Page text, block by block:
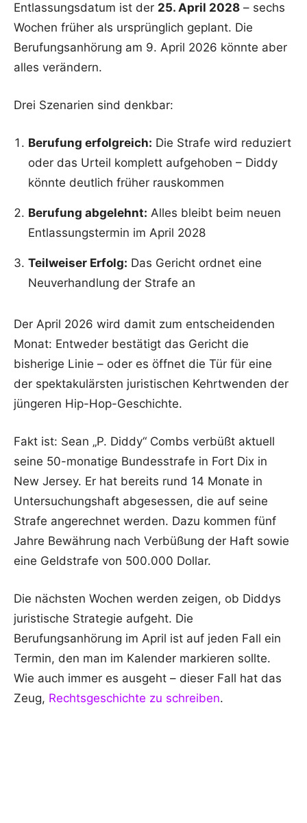
Entlassungsdatum ist der 25. April 2028 – sechs
Wochen früher als ursprünglich geplant. Die
Berufungsanhörung am 9. April 2026 könnte aber
alles verändern.
Drei Szenarien sind denkbar:
Berufung erfolgreich: Die Strafe wird reduziert
oder das Urteil komplett aufgehoben – Diddy
könnte deutlich früher rauskommen
Berufung abgelehnt: Alles bleibt beim neuen
Entlassungstermin im April 2028
Teilweiser Erfolg: Das Gericht ordnet eine
Neuverhandlung der Strafe an
Der April 2026 wird damit zum entscheidenden
Monat: Entweder bestätigt das Gericht die
bisherige Linie – oder es öffnet die Tür für eine
der spektakulärsten juristischen Kehrtwenden der
jüngeren Hip-Hop-Geschichte.
Fakt ist: Sean „P. Diddy“ Combs verbüßt aktuell
seine 50-monatige Bundesstrafe in Fort Dix in
New Jersey. Er hat bereits rund 14 Monate in
Untersuchungshaft abgesessen, die auf seine
Strafe angerechnet werden. Dazu kommen fünf
Jahre Bewährung nach Verbüßung der Haft sowie
eine Geldstrafe von 500.000 Dollar.
Die nächsten Wochen werden zeigen, ob Diddys
juristische Strategie aufgeht. Die
Berufungsanhörung im April ist auf jeden Fall ein
Termin, den man im Kalender markieren sollte.
Wie auch immer es ausgeht – dieser Fall hat das
Zeug, Rechtsgeschichte zu schreiben.